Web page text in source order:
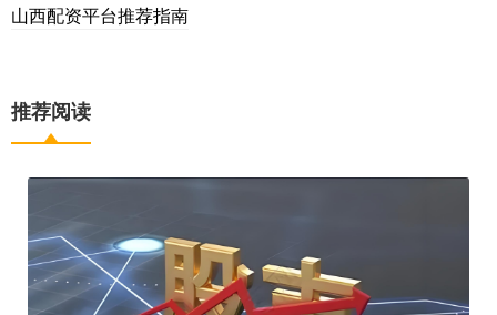
山西配资平台推荐指南
推荐阅读